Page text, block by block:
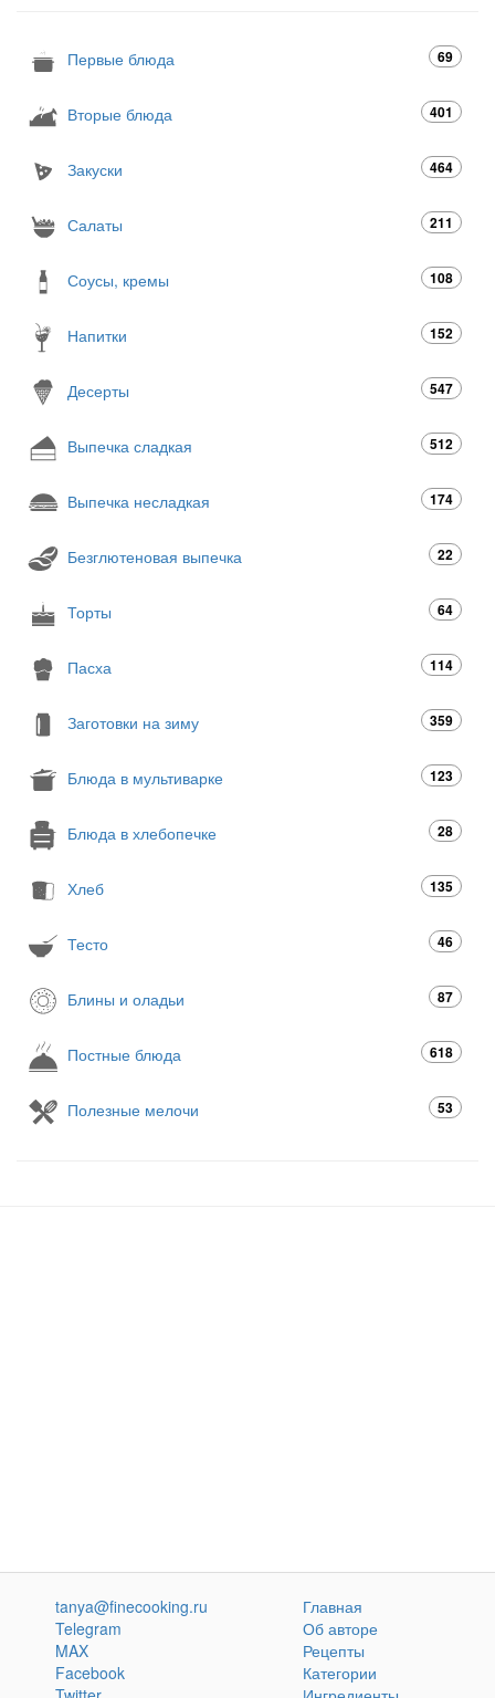
Первые блюда 69
Вторые блюда 401
Закуски 464
Салаты 211
Соусы, кремы 108
Напитки 152
Десерты 547
Выпечка сладкая 512
Выпечка несладкая 174
Безглютеновая выпечка 22
Торты 64
Пасха 114
Заготовки на зиму 359
Блюда в мультиварке 123
Блюда в хлебопечке 28
Хлеб 135
Тесто 46
Блины и оладьи 87
Постные блюда 618
Полезные мелочи 53
tanya@finecooking.ru
Telegram
MAX
Facebook
Главная
Об авторе
Рецепты
Категории